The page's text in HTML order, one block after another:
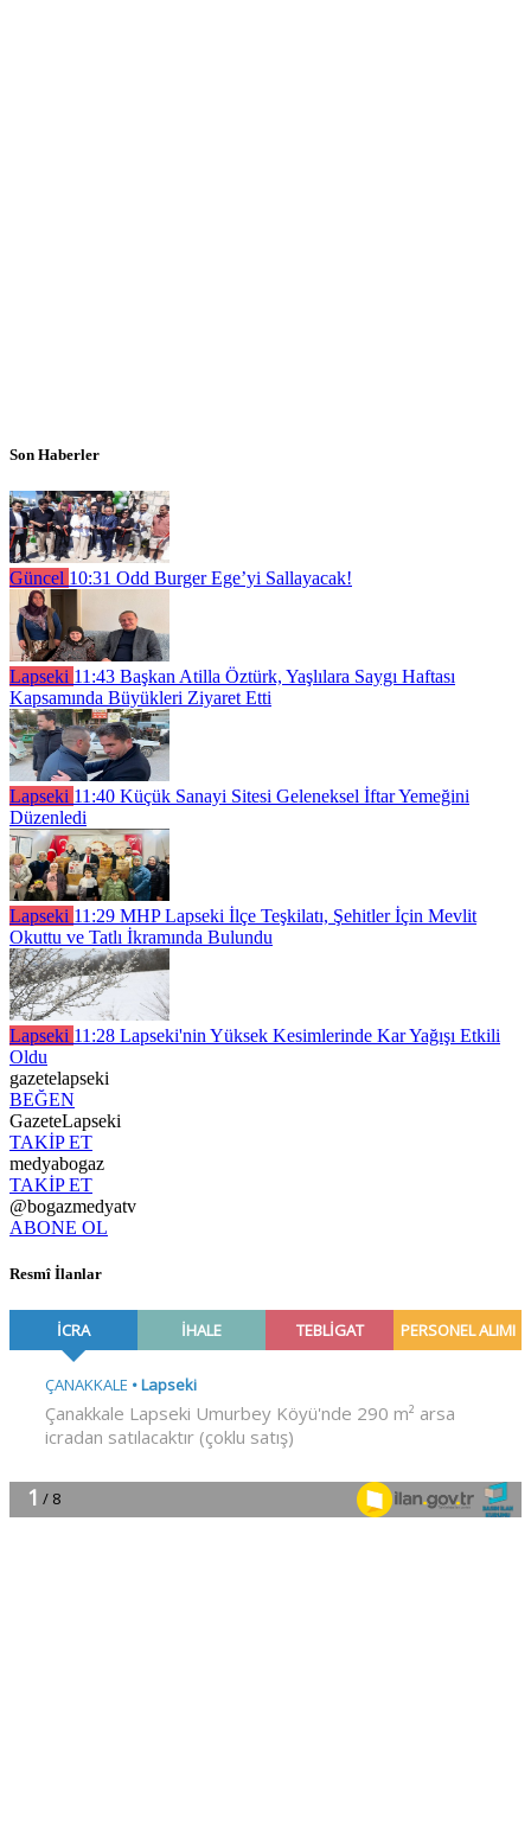
Son Haberler
Güncel 10:31 Odd Burger Ege’yi Sallayacak!
Lapseki 11:43 Başkan Atilla Öztürk, Yaşlılara Saygı Haftası
Kapsamında Büyükleri Ziyaret Etti
Lapseki 11:40 Küçük Sanayi Sitesi Geleneksel İftar Yemeğini
Düzenledi
Lapseki 11:29 MHP Lapseki İlçe Teşkilatı, Şehitler İçin Mevlit
Okuttu ve Tatlı İkramında Bulundu
Lapseki 11:28 Lapseki'nin Yüksek Kesimlerinde Kar Yağışı Etkili
Oldu
gazetelapseki
BEĞEN
GazeteLapseki
TAKİP ET
medyabogaz
TAKİP ET
@bogazmedyatv
ABONE OL
Resmî İlanlar